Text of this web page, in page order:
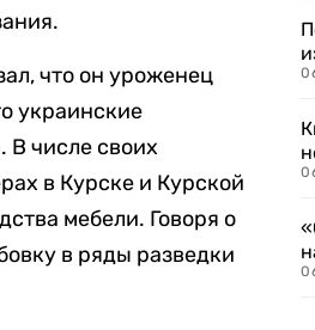
что он уроженец
украинские
В числе своих
в Курске и Курской
мебели. Говоря о
в ряды разведки